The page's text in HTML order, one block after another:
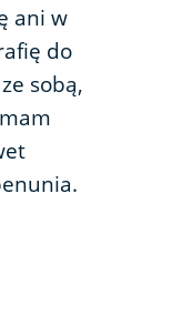
ani w
do
sobą,